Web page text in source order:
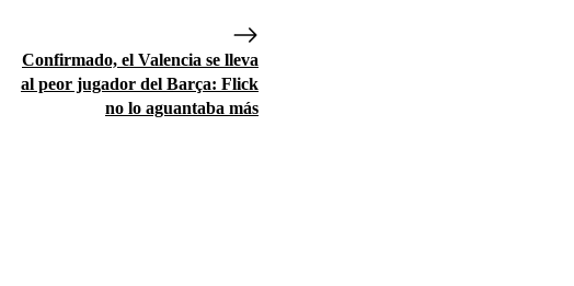
Confirmado, el Valencia se lleva
al peor jugador del Barça: Flick
no lo aguantaba más